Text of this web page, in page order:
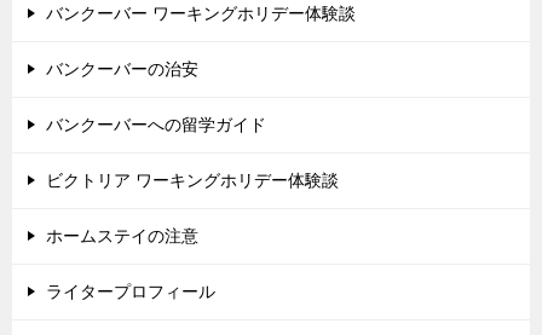
バンクーバー ワーキングホリデー体験談
バンクーバーの治安
バンクーバーへの留学ガイド
ビクトリア ワーキングホリデー体験談
ホームステイの注意
ライタープロフィール